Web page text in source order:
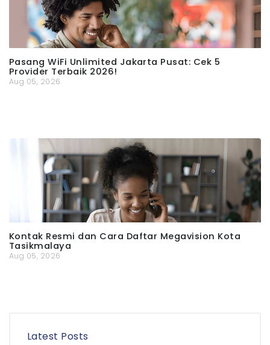
Pasang WiFi Unlimited Jakarta Pusat: Cek 5
Provider Terbaik 2026!
Aug 05, 2026
Kontak Resmi dan Cara Daftar Megavision Kota
Tasikmalaya
Aug 05, 2026
Latest Posts